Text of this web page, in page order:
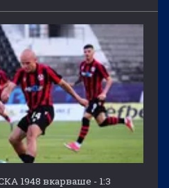
1948 вкарваше - 1:3